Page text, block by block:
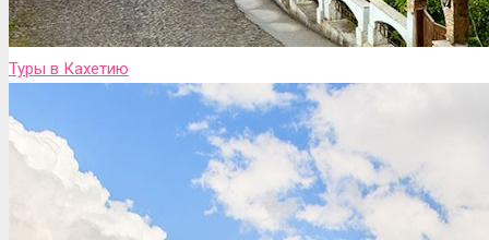
Туры в Кахетию